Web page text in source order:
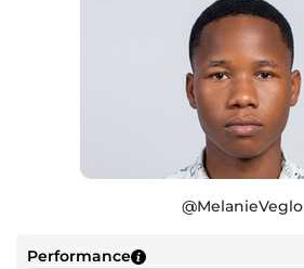
@MelanieVeglo
Performance